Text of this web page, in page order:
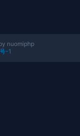
nuomiphp
-1